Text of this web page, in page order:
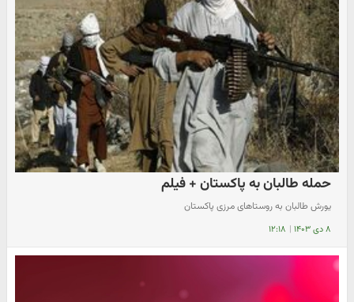
حمله طالبان به پاکستان + فیلم
️یورش طالبان به روستاهای مرزی پاکستان
۸ دی ۱۴۰۳ | ۱۲:۱۸